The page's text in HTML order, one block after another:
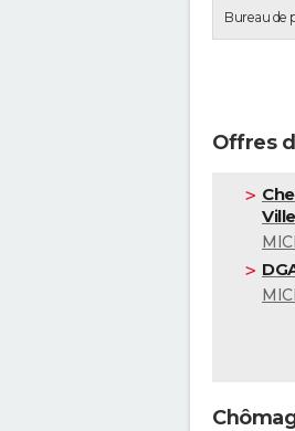
Bureau de
Offres